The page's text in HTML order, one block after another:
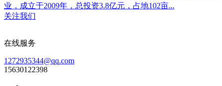
业，成立于2009年，总投资3.8亿元，占地102亩...
关注我们
在线服务
1272935344@qq.com
15630122398